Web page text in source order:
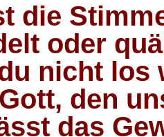
die
oder
nicht los
den
das